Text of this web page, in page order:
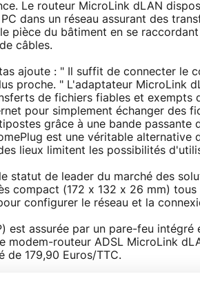
Le routeur MicroLink dLAN
dans un réseau assurant des
pièce du bâtiment en se
câbles.
ajoute : " Il suffit de connecter le
proche. " L'adaptateur MicroLink
de fichiers fiables et exempts
pour simplement échanger des
grâce à une bande passante
est une véritable alternative
lieux limitent les possibilités
statut de leader du marché des
compact (172 x 132 x 26 mm)
configurer le réseau et la
est assurée par un pare-feu
modem-routeur ADSL MicroLink
de 179,90 Euros/TTC.